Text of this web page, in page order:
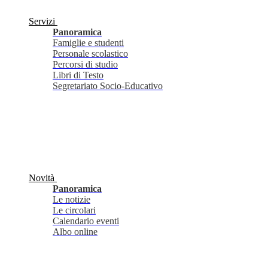
Servizi
Panoramica
Famiglie e studenti
Personale scolastico
Percorsi di studio
Libri di Testo
Segretariato Socio-Educativo
Novità
Panoramica
Le notizie
Le circolari
Calendario eventi
Albo online